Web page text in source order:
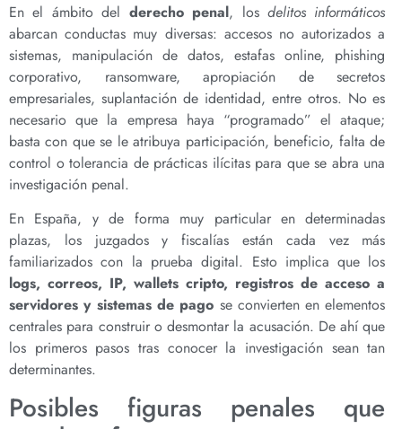
En el ámbito del derecho penal, losdelitos informáticos
abarcan conductas muy diversas: accesos no autorizados a
sistemas, manipulación de datos, estafas online, phishing
corporativo, ransomware, apropiación de secretos
empresariales, suplantación de identidad, entre otros. No es
necesario que la empresa haya “programado” el ataque;
basta con que se le atribuya participación, beneficio, falta de
control o tolerancia de prácticas ilícitas para que se abra una
investigación penal.
En España, y de forma muy particular en determinadas
plazas, los juzgados y fiscalías están cada vez más
familiarizados con la prueba digital. Esto implica que los
logs, correos, IP, wallets cripto, registros de acceso a
servidores y sistemas de pago se convierten en elementos
centrales para construir o desmontar la acusación. De ahí que
los primeros pasos tras conocer la investigación sean tan
determinantes.
Posibles figuras penales que